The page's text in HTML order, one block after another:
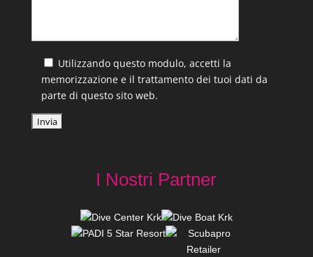
Utilizzando questo modulo, accetti la
memorizzazione e il trattamento dei tuoi dati da
parte di questo sito web.
I Nostri Partner